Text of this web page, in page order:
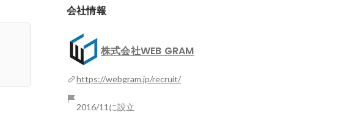
会社情報
株式会社WEB GRAM
https://webgram.jp/recruit/
2016/11に設立